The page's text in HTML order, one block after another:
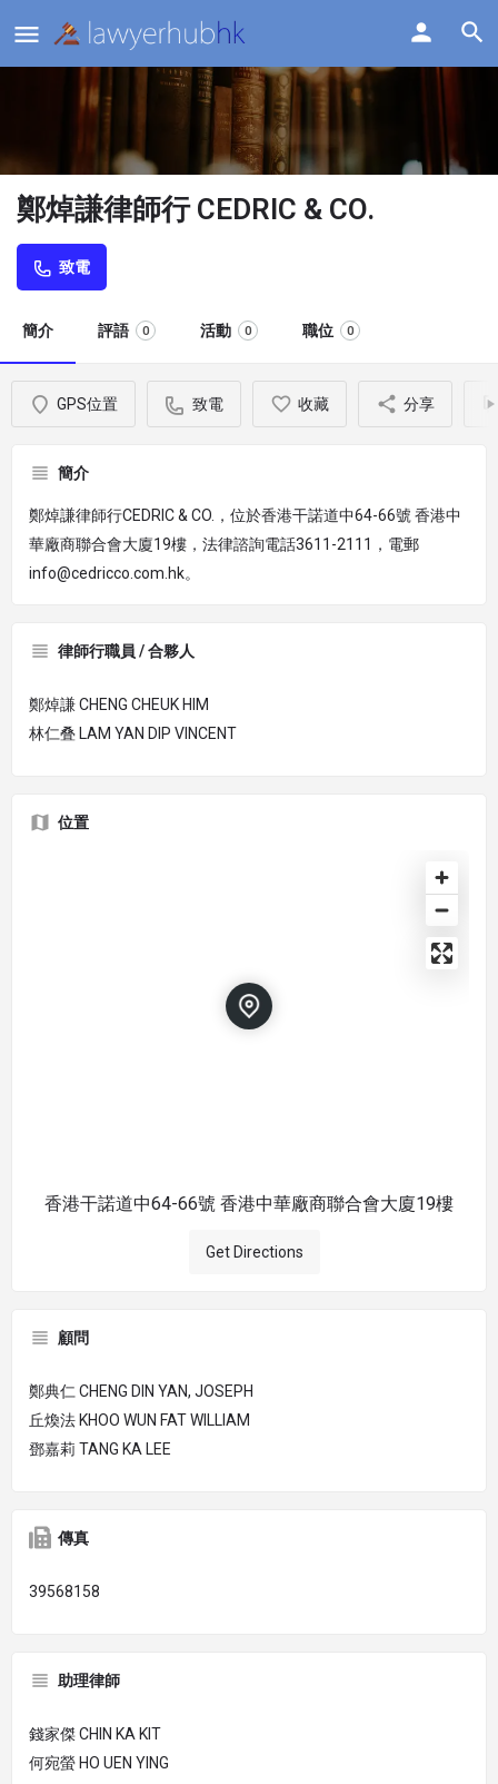
鄭焯謙律師行 CEDRIC & CO.
致電
簡介 評語 0 活動 0 職位 0
GPS位置 致電 收藏 分享
簡介
鄭焯謙律師行CEDRIC & CO.，位於香港干諾道中64-66號 香港中
華廠商聯合會大廈19樓，法律諮詢電話3611-2111，電郵
info@cedricco.com.hk。
律師行職員 / 合夥人
鄭焯謙 CHENG CHEUK HIM
林仁叠 LAM YAN DIP VINCENT
位置
香港干諾道中64-66號 香港中華廠商聯合會大廈19樓
Get Directions
顧問
鄭典仁 CHENG DIN YAN, JOSEPH
丘煥法 KHOO WUN FAT WILLIAM
鄧嘉莉 TANG KA LEE
傳真
39568158
助理律師
錢家傑 CHIN KA KIT
何宛螢 HO UEN YING